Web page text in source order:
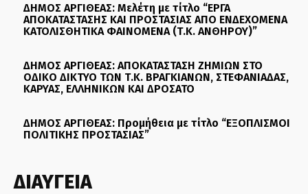
ΔΗΜΟΣ ΑΡΓΙΘΕΑΣ: Μελέτη με τίτλο “ΕΡΓΑ
ΑΠΟΚΑΤΑΣΤΑΣΗΣ ΚΑΙ ΠΡΟΣΤΑΣΙΑΣ ΑΠΟ ΕΝΔΕΧΟΜΕΝΑ
ΚΑΤΟΛΙΣΘΗΤΙΚΑ ΦΑΙΝΟΜΕΝΑ (Τ.Κ. ΑΝΘΗΡΟΥ)”
ΔΗΜΟΣ ΑΡΓΙΘΕΑΣ: ΑΠΟΚΑΤΑΣΤΑΣΗ ΖΗΜΙΩΝ ΣΤΟ
ΟΔΙΚΟ ΔΙΚΤΥΟ ΤΩΝ Τ.Κ. ΒΡΑΓΚΙΑΝΩΝ, ΣΤΕΦΑΝΙΑΔΑΣ,
ΚΑΡΥΑΣ, ΕΛΛΗΝΙΚΩΝ ΚΑΙ ΔΡΟΣΑΤΟ
ΔΗΜΟΣ ΑΡΓΙΘΕΑΣ: Προμήθεια με τίτλο “ΕΞΟΠΛΙΣΜΟΙ
ΠΟΛΙΤΙΚΗΣ ΠΡΟΣΤΑΣΙΑΣ”
ΔΙΑΥΓΕΙΑ